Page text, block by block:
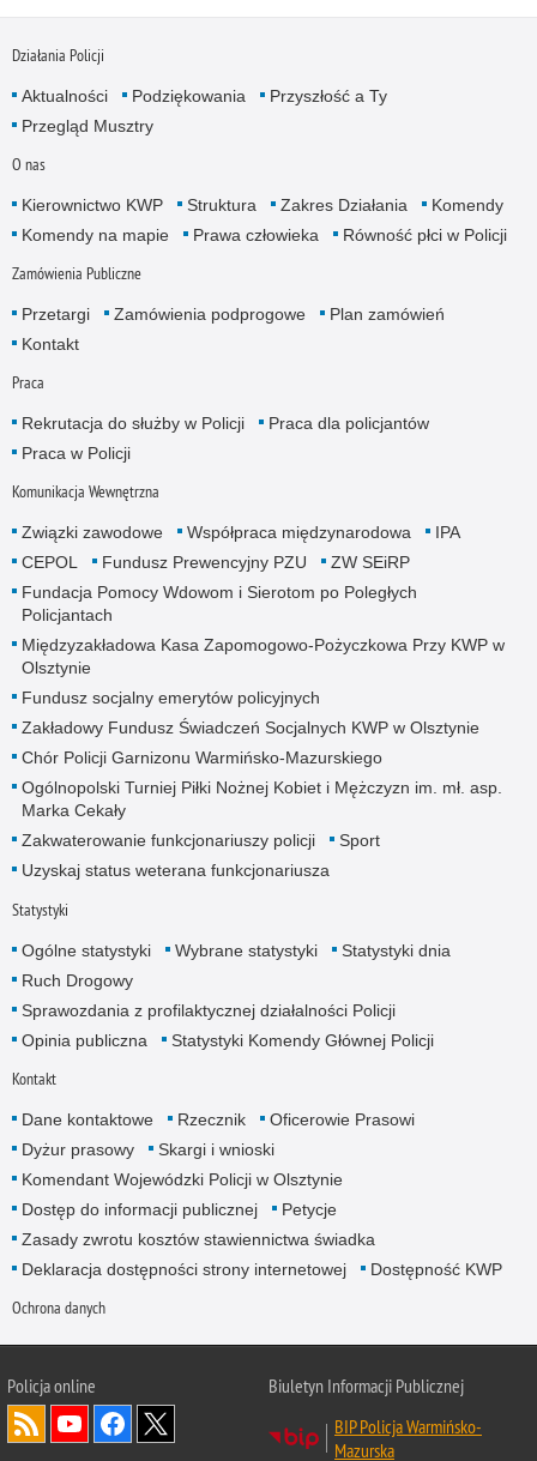
Działania Policji
Aktualności Podziękowania
Przyszłość a Ty
Przegląd Musztry
O nas
Kierownictwo KWP Struktura Zakres Działania
Komendy
Komendy na mapie
Prawa człowieka Równość płci w Policji
Zamówienia Publiczne
Przetargi Zamówienia podprogowe
Plan zamówień
Kontakt
Praca
Rekrutacja do służby w Policji
Praca dla policjantów
Praca w Policji
Komunikacja Wewnętrzna
Związki zawodowe Współpraca międzynarodowa
IPA
CEPOL
Fundusz Prewencyjny PZU
ZW SEiRP
Fundacja Pomocy Wdowom i Sierotom po Poległych
Policjantach
Międzyzakładowa Kasa Zapomogowo-Pożyczkowa Przy KWP w
Olsztynie
Fundusz socjalny emerytów policyjnych
Zakładowy Fundusz Świadczeń Socjalnych KWP w Olsztynie
Chór Policji Garnizonu Warmińsko-Mazurskiego
Ogólnopolski Turniej Piłki Nożnej Kobiet i Mężczyzn im. mł. asp.
Marka Cekały
Zakwaterowanie funkcjonariuszy policji
Sport
Uzyskaj status weterana funkcjonariusza
Statystyki
Ogólne statystyki Wybrane statystyki
Statystyki dnia
Ruch Drogowy
Sprawozdania z profilaktycznej działalności Policji
Opinia publiczna
Statystyki Komendy Głównej Policji
Kontakt
Dane kontaktowe Rzecznik
Oficerowie Prasowi
Dyżur prasowy
Skargi i wnioski
Komendant Wojewódzki Policji w Olsztynie
Dostęp do informacji publicznej
Petycje
Zasady zwrotu kosztów stawiennictwa świadka
Deklaracja dostępności strony internetowej
Dostępność KWP
Ochrona danych
Policja online
Biuletyn Informacji Publicznej
BIP Policja Warmińsko-
Mazurska